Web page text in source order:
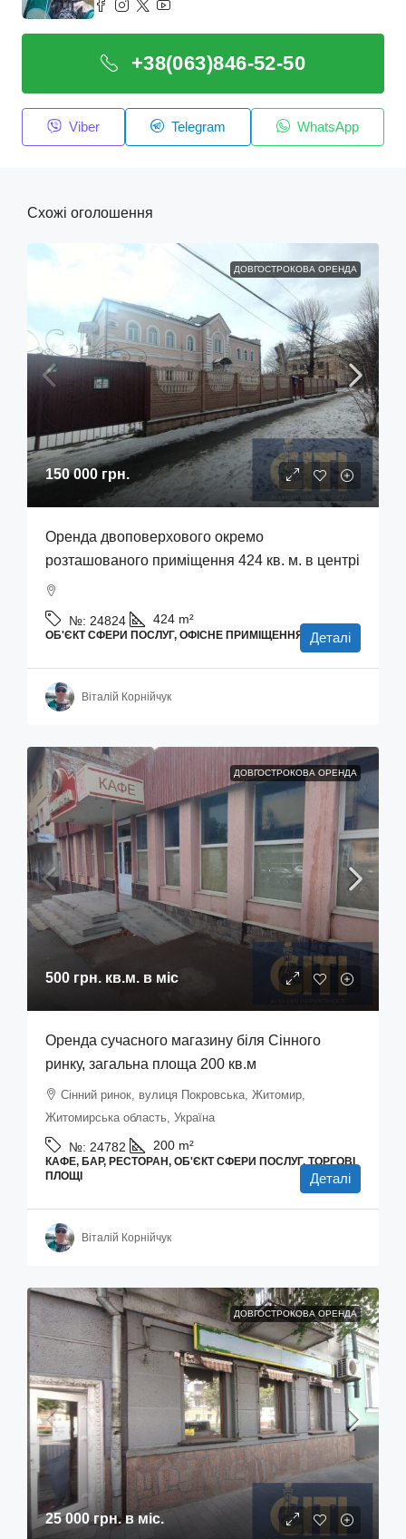
+38(063)846-52-50
Viber Telegram WhatsApp
Схожі оголошення
ДОВГОСТРОКОВА ОРЕНДА
150 000 грн.
Оренда двоповерхового окремо
розташованого приміщення 424 кв. м. в центрі
№: 24824 424 m²
ОБ'ЄКТ СФЕРИ ПОСЛУГ, ОФІСНЕ ПРИМІЩЕННЯ Деталі
Віталій Корнійчук
ДОВГОСТРОКОВА ОРЕНДА
500 грн. кв.м. в міс
Оренда сучасного магазину біля Сінного
ринку, загальна площа 200 кв.м
Сінний ринок, вулиця Покровська, Житомир,
Житомирська область, Україна
№: 24782 200 m²
КАФЕ, БАР, РЕСТОРАН, ОБ'ЄКТ СФЕРИ ПОСЛУГ, ТОРГОВІ
ПЛОЩІ
Деталі
Віталій Корнійчук
ДОВГОСТРОКОВА ОРЕНДА
25 000 грн.в міс.